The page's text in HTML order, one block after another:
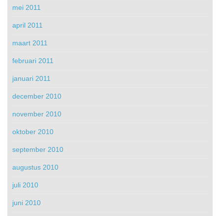
mei 2011
april 2011
maart 2011
februari 2011
januari 2011
december 2010
november 2010
oktober 2010
september 2010
augustus 2010
juli 2010
juni 2010